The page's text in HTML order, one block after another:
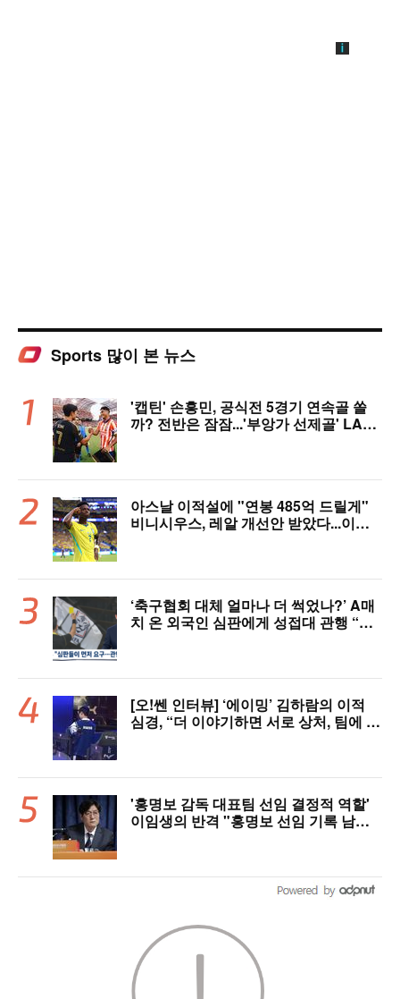
Sports 많이 본 뉴스
'캡틴' 손흥민, 공식전 5경기 연속골 쏠
까? 전반은 잠잠...'부앙가 선제골' LAF
아스날 이적설에 "연봉 485억 드릴게"
비니시우스, 레알 개선안 받았다...이제
‘축구협회 대체 얼마나 더 썩었나?’ A매
치 온 외국인 심판에게 성접대 관행 “그
[오!쎈 인터뷰] ‘에이밍’ 김하람의 이적
심경, “더 이야기하면 서로 상처, 팀에 피
'홍명보 감독 대표팀 선임 결정적 역할'
이임생의 반격 "홍명보 선임 기록 남아